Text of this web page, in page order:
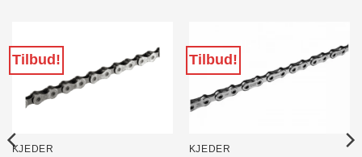
Tilbud!
KJEDER
Tilbud!
KJEDER